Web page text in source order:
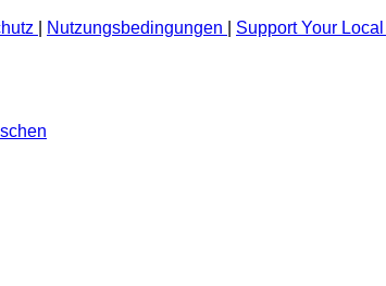
Nutzungsbedingungen Support Your